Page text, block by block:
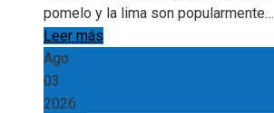
pomelo y la lima son popularmente…
Leer más
Ago
03
2026